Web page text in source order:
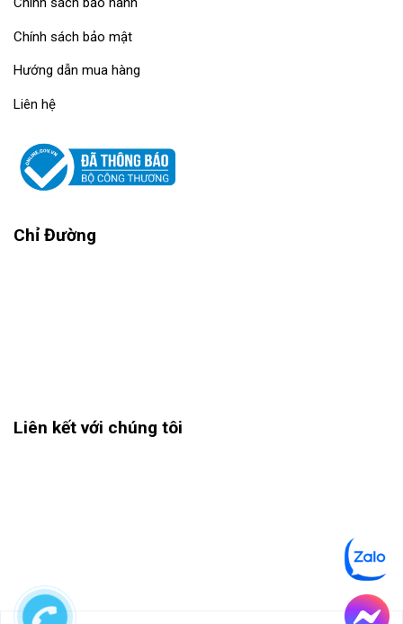
Chính sách bảo mật
Hướng dẫn mua hàng
Liên hệ
Chỉ Đường
Liên kết với chúng tôi